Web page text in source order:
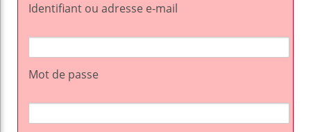
Identifiant ou adresse e-mail
Mot de passe